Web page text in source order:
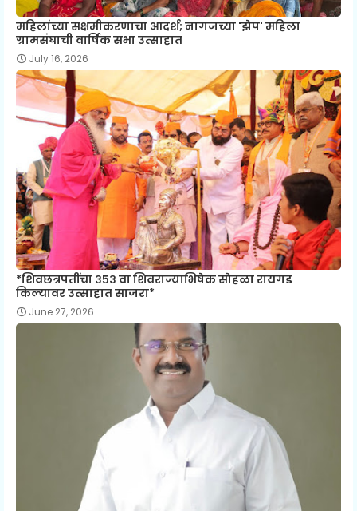
महिलांच्या सक्षमीकरणाचा आदर्श; नागजच्या 'झेप' महिला
ग्रामसंघाची वार्षिक सभा उत्साहात
July 16, 2026
*शिवछत्रपतींचा ३५३ वा शिवराज्याभिषेक सोहळा रायगड
किल्यावर उत्साहात साजरा*
June 27, 2026